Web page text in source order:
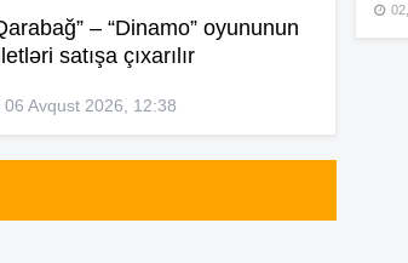
– “Dinamo” oyununun
satışa çıxarılır
06 Avqust 2026, 12:38